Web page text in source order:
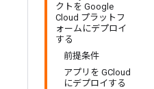
クトを Google
Cloud プラットフ
ォームにデプロイ
する
前提条件
アプリを GCloud
にデプロイする